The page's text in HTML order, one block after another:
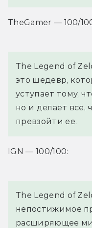
TheGamer — 100/
The Legend of
это шедевр,
уступает тому,
но и делает все,
превзойти ее.
IGN — 100/100:
The Legend of
непостижимое
расширяющее